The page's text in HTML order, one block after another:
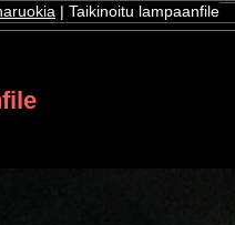
| Taikinoitu lampaanfile